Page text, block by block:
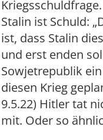
Stalin ist Schuld:
ist, dass Stalin
und erst enden
Sowjetrepublik
diesen Krieg
9.5.22) Hitler tat
mit. Oder so